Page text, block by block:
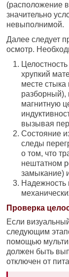
(расположение
значительно
невыполнимой.
Далее следует
осмотр.
хрупкий
месте стыка
магнитную
вызывая
Состояние
следы
о том, что
нештатном
замыкание)
Проверка
Если
следующим
помощью
должен быть
отключен от